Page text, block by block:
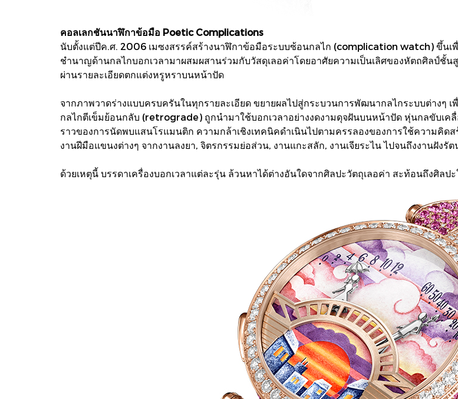
คอลเลกชันนาฬิกาข้อมือ Poetic Complications
นับตั้งแต่ปีค.ศ. 2006 เมซงสรรค์สร้างนาฬิกาข้อมือระบบซ้อนกลไก (complication watch) ขึ้นเ
ชำนาญด้านกลไกบอกเวลามาผสมผสานร่วมกับวัสดุเลอค่าโดยอาศัยความเป็นเลิศของหัตถศิลป์ชั้น
ผ่านรายละเอียดตกแต่งหรูหราบนหน้าปัด
จากภาพวาดร่างแบบครบครันในทุกรายละเอียด ขยายผลไปสู่กระบวนการพัฒนากลไกระบบต่างๆ
กลไกตีเข็มย้อนกลับ (retrograde) ถูกนำมาใช้บอกเวลาอย่างงดงามดุจฝันบนหน้าปัด หุ่นกลขับเค
ราวของการนัดพบแสนโรแมนติก ความกล้าเชิงเทคนิคดำเนินไปตามครรลองของการใช้ความคิด
งานฝีมือแขนงต่างๆ จากงานลงยา, จิตรกรรมย่อส่วน, งานแกะสลัก, งานเจียระไน ไปจนถึงงานฝังรั
ด้วยเหตุนี้ บรรดาเครื่องบอกเวลาแต่ละรุ่น ล้วนหาได้ต่างอันใดจากศิลปะวัตถุเลอค่า สะท้อนถึงศิลป